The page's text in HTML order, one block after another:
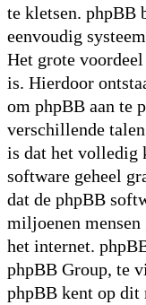
te kletsen. phpBB
eenvoudig
Het grote
is. Hierdoor
om phpBB aan te
verschillende
is dat het volledig
software geheel
dat de phpBB
miljoenen
het internet.
phpBB Group, te
phpBB kent op dit